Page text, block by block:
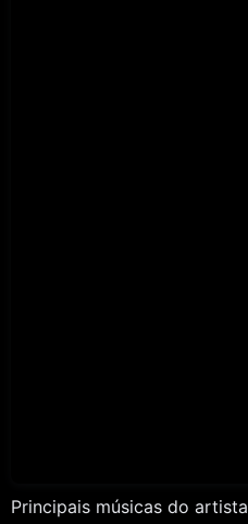
Principais músicas do artista